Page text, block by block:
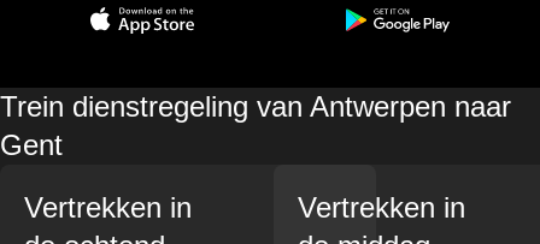
Trein dienstregeling van Antwerpen naar
Gent
Vertrekken in
Vertrekken in